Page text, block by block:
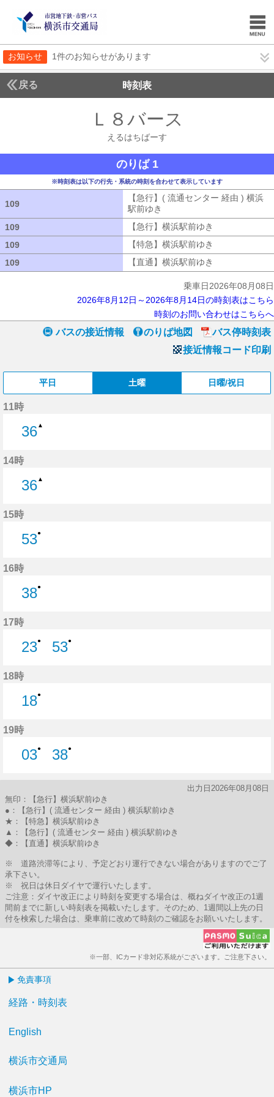
お知らせ 1件のお知らせがあります
戻る 時刻表
Ｌ８バース
えるはちばーす
のりば 1
※時刻表は以下の行先・系統の時刻を合わせて表示しています
109
【急行】( 流通センター 経由 ) 横浜
駅前ゆき
109
【急行】横浜駅前ゆき
109
【特急】横浜駅前ゆき
109
【直通】横浜駅前ゆき
乗車日2026年08月08日
2026年8月12日～2026年8月14日の時刻表はこちら
時刻のお問い合わせはこちらへ
バスの接近情報 のりば地図
バス停時刻表
接近情報コード印刷
平日 土曜 日曜/祝日
11時
36▲
14時
36▲
15時
53●
16時
38●
17時
23●
53●
18時
18●
19時
03●
38●
出力日2026年08月08日
無印：【急行】横浜駅前ゆき
●：【急行】( 流通センター 経由 ) 横浜駅前ゆき
★：【特急】横浜駅前ゆき
▲：【急行】( 流通センター 経由 ) 横浜駅前ゆき
◆：【直通】横浜駅前ゆき
※ 道路渋滞等により、予定どおり運行できない場合がありますのでご了
承下さい。
※ 祝日は休日ダイヤで運行いたします。
ご注意：ダイヤ改正により時刻を変更する場合は、概ねダイヤ改正の1週
間前までに新しい時刻表を掲載いたします。そのため、1週間以上先の日
付を検索した場合は、乗車前に改めて時刻のご確認をお願いいたします。
※一部、ICカード非対応系統がございます。ご注意下さい。
免責事項
経路・時刻表
English
横浜市交通局
横浜市HP